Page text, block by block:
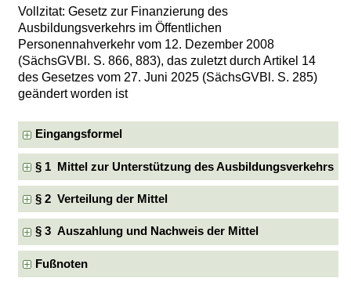
Vollzitat: Gesetz zur Finanzierung des
Ausbildungsverkehrs im Öffentlichen
Personennahverkehr vom 12. Dezember 2008
(SächsGVBl. S. 866, 883), das zuletzt durch Artikel 14
des Gesetzes vom 27. Juni 2025 (SächsGVBl. S. 285)
geändert worden ist
Eingangsformel
§ 1 Mittel zur Unterstützung des Ausbildungsverkehrs
§ 2 Verteilung der Mittel
§ 3 Auszahlung und Nachweis der Mittel
Fußnoten